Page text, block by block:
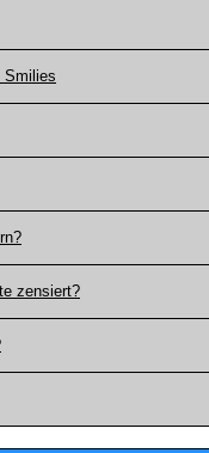
Smilies
zensiert?